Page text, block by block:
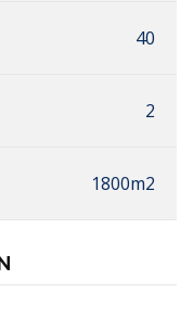
40
2
1800m2